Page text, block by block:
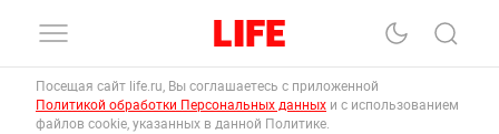
Посещая сайт life.ru, Вы соглашаетесь с приложенной
Политикой обработки Персональных данных и с использованием
файлов cookie, указанных в данной Политике.